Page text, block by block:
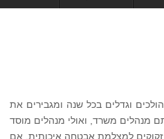
וגדלים בכל שנה ומגבירים את
מנהלים משרד, ואולי מנהלים מוסד
זקוקים למצלמת אבטחה איכותית. אם